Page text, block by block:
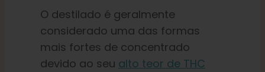
O destilado é geralmente
considerado uma das formas
mais fortes de concentrado
devido ao seu alto teor de THC